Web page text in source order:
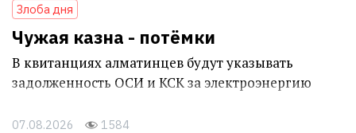
Злоба дня
Чужая казна - потёмки
В квитанциях алматинцев будут указывать
задолженность ОСИ и КСК за электроэнергию
07.08.2026 1584